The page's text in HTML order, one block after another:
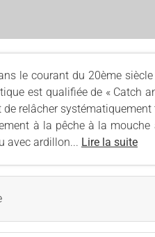
le courant du 20ème
est qualifiée de « Catch
de relâcher
à la pêche à la
avec ardillon... Lire la suite